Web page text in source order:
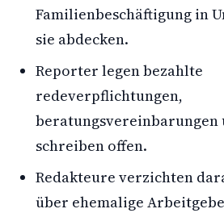
Familienbeschäftigung in
sie abdecken.
Reporter legen bezahlte
redeverpflichtungen,
beratungsvereinbarungen
schreiben offen.
Redakteure verzichten
über ehemalige